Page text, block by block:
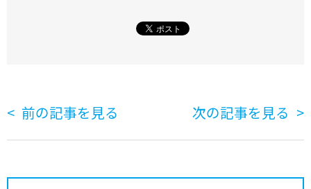
前の記事を見る 次の記事を見る